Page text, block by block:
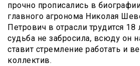
прочно прописались в
главного агронома Николая
Петрович в отрасли трудится
судьба не забросила, всюду он
ставит стремление работать и
коллектив.